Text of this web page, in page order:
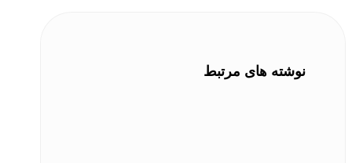
نوشته های مرتبط